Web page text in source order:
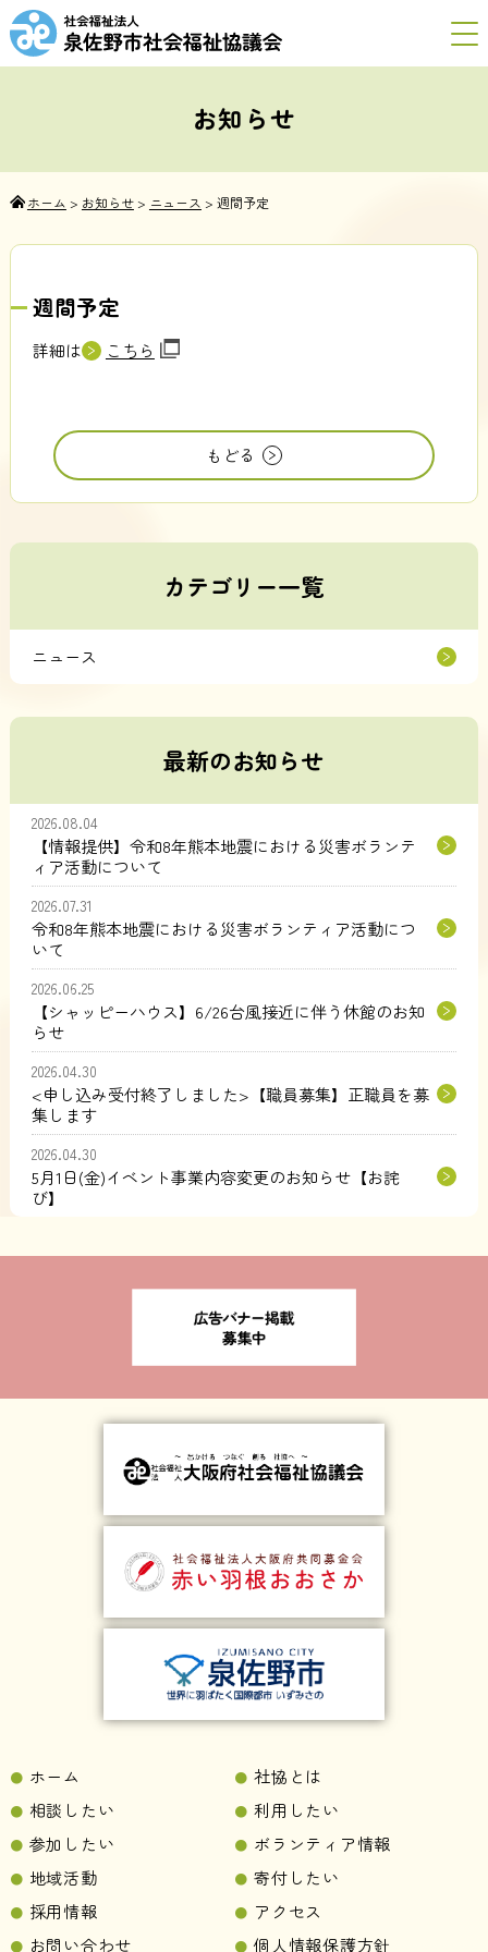
お知らせ
ホーム > お知らせ> ニュース > 週間予定
週間予定
詳細は こちら
もどる
カテゴリー一覧
ニュース
最新のお知らせ
2026.08.04
【情報提供】令和8年熊本地震における災害ボランテ
ィア活動について
2026.07.31
令和8年熊本地震における災害ボランティア活動につ
いて
2026.06.25
【シャッピーハウス】6/26台風接近に伴う休館のお知
らせ
2026.04.30
<申し込み受付終了しました>【職員募集】正職員を募
集します
2026.04.30
5月1日(金)イベント事業内容変更のお知らせ【お詫
び】
ホーム
社協とは
相談したい
利用したい
参加したい
ボランティア情報
地域活動
寄付したい
採用情報
アクセス
お問い合わせ
個人情報保護方針